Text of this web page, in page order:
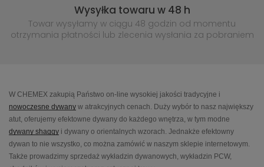
Wysyłka towaru w 48 h
Towar wysyłamy w ciągu 48 godzin od momentu
otrzymania płatności lub zlecenia wysłania za pobraniem
W CHEMEX zakupią Państwo on-line wysokiej jakości tradycyjne i
nowoczesne dywany w atrakcyjnych cenach. Duży wybór to nasz największy
atut, oferujemy efektowne dywany do każdego wnętrza, w tym modne
dywany shaggy i dywany o orientalnych wzorach. Jednakże efektowny
dywan to nie wszystko, co można zamówić w naszym sklepie internetowym.
Także prowadzimy sprzedaż wykładzin dywanowych, wykładzin PCW,